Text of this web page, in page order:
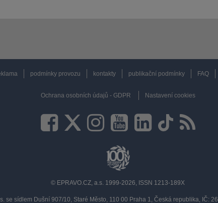
podmínky provozu kontakty publikační podmínky FAQ
Ochrana osobních údajů - GDPR Nastavení cookies
© EPRAVO.CZ, a.s. 1999-2026, ISSN 1213-189X
se sídlem Dušní 907/10, Staré Město, 110 00 Praha 1, Česká republika, IČ: